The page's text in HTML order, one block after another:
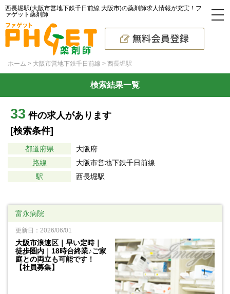
西長堀駅(大阪市営地下鉄千日前線 大阪市)の薬剤師求人情報が充実！フ
ァゲット薬剤師
ホーム 大阪市営地下鉄千日前線 西長堀駅
検索結果一覧
33 件の求人があります
[検索条件]
都道府県
大阪府
路線
大阪市営地下鉄千日前線
駅
西長堀駅
富永病院
更新日：2026/06/01
大阪市浪速区｜早い定時｜
徒歩圏内｜18時台終業♪ご家
庭との両立も可能です！
【社員募集】